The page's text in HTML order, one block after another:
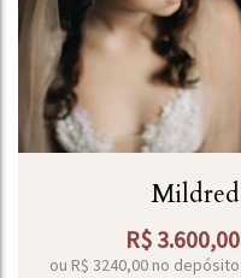
Mildred
R$ 3.600,00
ou R$ 3240,00 no depósito